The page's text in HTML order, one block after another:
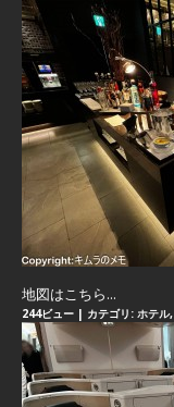
地図はこちら...
244ビュー | カテゴリ: ホテル,